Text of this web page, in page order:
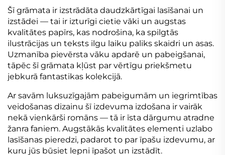
Šī grāmata ir izstrādāta daudzkārtīgai lasīšanai un
izstādei — tai ir izturīgi cietie vāki un augstas
kvalitātes papīrs, kas nodrošina, ka spilgtās
ilustrācijas un teksts ilgu laiku paliks skaidri un asas.
Uzmanība pievērsta vāku apdarē un pabeigšanai,
tāpēc šī grāmata kļūst par vērtīgu priekšmetu
jebkurā fantastikas kolekcijā.
Ar savām luksuzīgajām pabeigumām un iegrimtības
veidošanas dizainu šī izdevuma izdošana ir vairāk
nekā vienkārši romāns — tā ir īsta dārgumu atradne
žanra faniem. Augstākās kvalitātes elementi uzlabo
lasīšanas pieredzi, padarot to par īpašu izdevumu, ar
kuru jūs būsiet lepni īpašot un izstādīt.